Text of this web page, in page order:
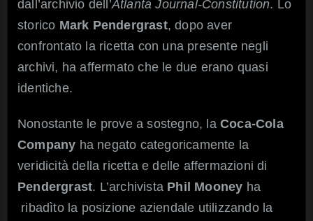
dall’archivio dell’Atlanta Journal-Constitution. Lo
storico Mark Pendergrast, dopo aver
confrontato la ricetta con una presente negli
archivi, ha affermato che le due erano quasi
identiche.
Nonostante le prove a sostegno, la Coca-Cola
Company ha negato categoricamente la
veridicità della ricetta e delle affermazioni di
Pendergrast. L’archivista Phil Mooney ha
ribadìto la posizione aziendale utilizzando la